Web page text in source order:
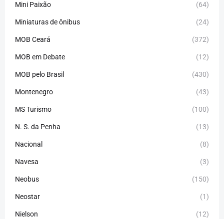
Mini Paixão (64)
Miniaturas de ônibus (24)
MOB Ceará (372)
MOB em Debate (12)
MOB pelo Brasil (430)
Montenegro (43)
MS Turismo (100)
N. S. da Penha (13)
Nacional (8)
Navesa (3)
Neobus (150)
Neostar (1)
Nielson (12)